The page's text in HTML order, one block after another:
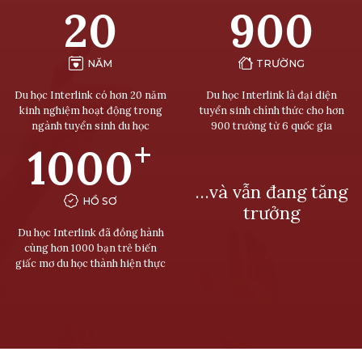
20
NĂM
Du học Interlink có hơn 20 năm
kinh nghiệm hoạt động trong
ngành tuyển sinh du học
900
TRƯỜNG
Du học Interlink là đại diện
tuyển sinh chính thức cho hơn
900 trường từ 6 quốc gia
1000+
HỒ SƠ
Du học Interlink đã đồng hành
cùng hơn 1000 bạn trẻ biến
giấc mơ du học thành hiện thực
…và vẫn đang tăng
trưởng